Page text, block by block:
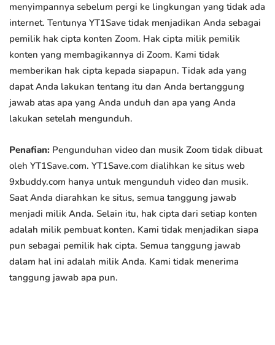
menyimpannya sebelum pergi ke lingkungan yang tidak ada
internet. Tentunya YT1Save tidak menjadikan Anda sebagai
pemilik hak cipta konten Zoom. Hak cipta milik pemilik
konten yang membagikannya di Zoom. Kami tidak
memberikan hak cipta kepada siapapun. Tidak ada yang
dapat Anda lakukan tentang itu dan Anda bertanggung
jawab atas apa yang Anda unduh dan apa yang Anda
lakukan setelah mengunduh.
Penafian: Pengunduhan video dan musik Zoom tidak dibuat
oleh YT1Save.com. YT1Save.com dialihkan ke situs web
9xbuddy.com hanya untuk mengunduh video dan musik.
Saat Anda diarahkan ke situs, semua tanggung jawab
menjadi milik Anda. Selain itu, hak cipta dari setiap konten
adalah milik pembuat konten. Kami tidak menjadikan siapa
pun sebagai pemilik hak cipta. Semua tanggung jawab
dalam hal ini adalah milik Anda. Kami tidak menerima
tanggung jawab apa pun.